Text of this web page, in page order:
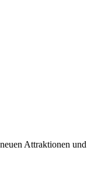
Attraktionen und